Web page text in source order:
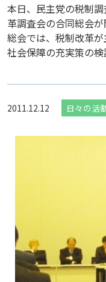
本日、民主党の税制
革調査会の合同総会
総会では、税制改革
社会保障の充実策の検
2011.12.12 日々の活